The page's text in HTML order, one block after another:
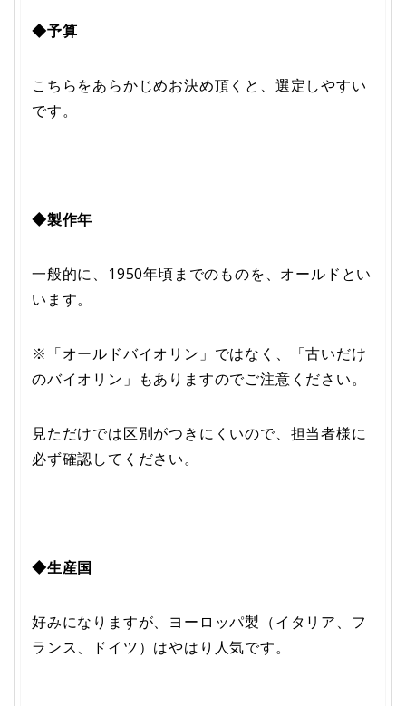
◆予算
こちらをあらかじめお決め頂くと、選定しやすい
です。
◆製作年
一般的に、1950年頃までのものを、オールドとい
います。
※「オールドバイオリン」ではなく、「古いだけ
のバイオリン」もありますのでご注意ください。
見ただけでは区別がつきにくいので、担当者様に
必ず確認してください。
◆生産国
好みになりますが、ヨーロッパ製（イタリア、フ
ランス、ドイツ）はやはり人気です。